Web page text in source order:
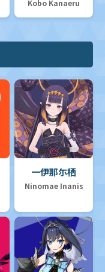
Kobo Kanaeru
一伊那尓栖
Ninomae Inanis